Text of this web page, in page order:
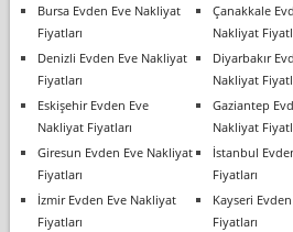
Bursa Evden Eve Nakliyat
Fiyatları
Çanakkale
Nakliyat
Denizli Evden Eve Nakliyat
Fiyatları
Diyarbakır
Nakliyat
Eskişehir Evden Eve
Nakliyat Fiyatları
Gaziantep
Nakliyat
Giresun Evden Eve Nakliyat
Fiyatları
İstanbul
Fiyatları
İzmir Evden Eve Nakliyat
Fiyatları
Kayseri
Fiyatları